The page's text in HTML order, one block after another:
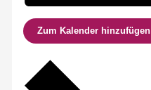
Zum Kalender hinzufügen